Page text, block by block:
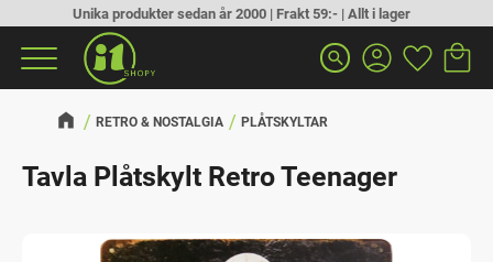
Meny
Unika produkter sedan år 2000 | Frakt 59:- | Allt i lager
search
RETRO & NOSTALGIA PLÅTSKYLTAR
Tavla Plåtskylt Retro Teenager